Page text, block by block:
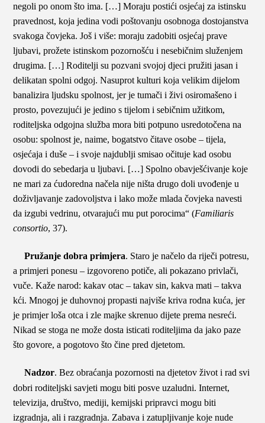
negoli po onom što ima. […] Moraju postići osjećaj za istinsku
pravednost, koja jedina vodi poštovanju osobnoga dostojanstva
svakoga čovjeka. Još i više: moraju zadobiti osjećaj prave
ljubavi, prožete istinskom pozornošću i nesebičnim služenjem
drugima. […] Roditelji su pozvani svojoj djeci pružiti jasan i
delikatan spolni odgoj. Nasuprot kulturi koja velikim dijelom
banalizira ljudsku spolnost, jer je tumači i živi osiromašeno i
prosto, povezujući je jedino s tijelom i sebičnim užitkom,
roditeljska odgojna služba mora biti potpuno usredotočena na
osobu: spolnost je, naime, bogatstvo čitave osobe – tijela,
osjećaja i duše – i svoje najdublji smisao očituje kad osobu
dovodi do sebedarja u ljubavi. […] Spolno obavješćivanje koje
ne mari za ćudoredna načela nije ništa drugo doli uvođenje u
doživljavanje zadovoljstva i lako može mlada čovjeka navesti
da izgubi vedrinu, otvarajući mu put porocima“ (Familiaris
consortio, 37).
Pružanje dobra primjera. Staro je načelo da riječi potresu,
a primjeri ponesu – izgovoreno potiče, ali pokazano privlači,
vuče. Kaže narod: kakav otac – takav sin, kakva mati – takva
kći. Mnogoj je duhovnoj propasti najviše kriva rodna kuća, jer
je primjer loša otca i zle majke skrenuo dijete prema nesreći.
Nikad se stoga ne može dosta isticati roditeljima da jako paze
što govore, a pogotovo što čine pred djetetom.
Nadzor. Bez obraćanja pozornosti na djetetov život i rad svi
dobri roditeljski savjeti mogu biti posve uzaludni. Internet,
televizija, društvo, mediji, kemijski pripravci mogu biti
izgradnja, ali i razgradnja. Zabava i zatupljivanje koje nude